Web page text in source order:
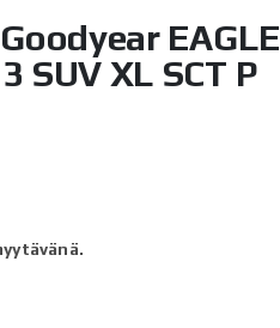
EAGLE
SUV XL SCT P